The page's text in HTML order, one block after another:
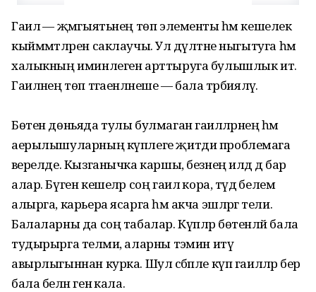
Гаилә — җәмгыятьнең төп элементы һәм кешелек
кыйм­мәтләрен саклаучы. Ул дәү­ләт­не ныгытуга һәм
халыкның иминлеген арттыруга булышлык итә.
Гаиләнең төп тәгаен­ләнеше — бала тәрбияләү.
Бөтен дөньяда тулы булмаган гаиләләрнең һәм
аерылышуларның күплеге җитди проблемага
әверелде. Кызганычка каршы, безнең илдә дә бар
алар. Бүген кешеләр соң гаилә кора, тәүдә белем
алырга, карьера ясарга һәм акча эшләргә тели.
Балаларны да соң табалар. Күпләр бөтенләй бала
тудырырга теләми, аларны тәэмин итү
авырлыгыннан курка. Шул сәбәпле күп гаиләләр бер
бала белән генә кала.